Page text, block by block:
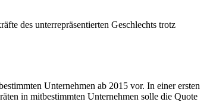
des unterrepräsentierten Geschlechts trotz
Unternehmen ab 2015 vor. In einer ersten
in mitbestimmten Unternehmen solle die Quote